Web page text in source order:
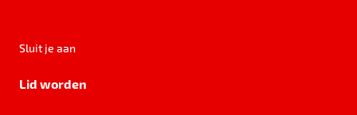
Sluit je aan
Lid worden